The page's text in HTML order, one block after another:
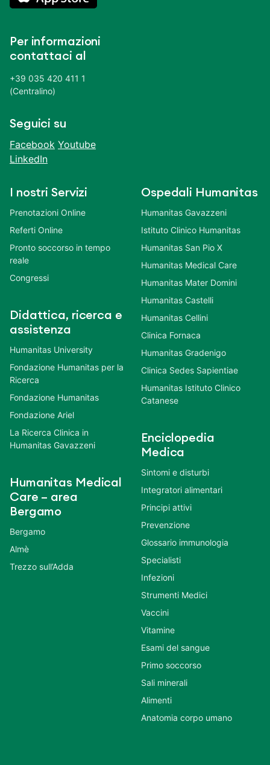
Per informazioni
contattaci al
+39 035 420 411 1
(Centralino)
Seguici su
Facebook Youtube
LinkedIn
I nostri Servizi
Prenotazioni Online
Referti Online
Pronto soccorso in tempo
reale
Congressi
Didattica, ricerca e
assistenza
Humanitas University
Fondazione Humanitas per la
Ricerca
Fondazione Humanitas
Fondazione Ariel
La Ricerca Clinica in
Humanitas Gavazzeni
Humanitas Medical
Care – area
Bergamo
Bergamo
Almè
Trezzo sull’Adda
Ospedali Humanitas
Humanitas Gavazzeni
Istituto Clinico Humanitas
Humanitas San Pio X
Humanitas Medical Care
Humanitas Mater Domini
Humanitas Castelli
Humanitas Cellini
Clinica Fornaca
Humanitas Gradenigo
Clinica Sedes Sapientiae
Humanitas Istituto Clinico
Catanese
Enciclopedia
Medica
Sintomi e disturbi
Integratori alimentari
Principi attivi
Prevenzione
Glossario immunologia
Specialisti
Infezioni
Strumenti Medici
Vaccini
Vitamine
Esami del sangue
Primo soccorso
Sali minerali
Alimenti
Anatomia corpo umano